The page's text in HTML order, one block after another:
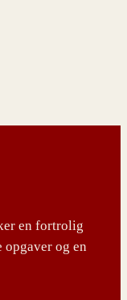
en fortrolig
og en